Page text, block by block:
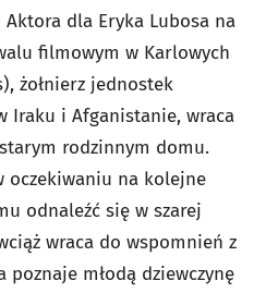
dla Eryka Lubosa na
filmowym w Karlowych
żołnierz jednostek
Iraku i Afganistanie, wraca
rodzinnym domu.
oczekiwaniu na kolejne
odnaleźć się w szarej
wraca do wspomnień z
młodą dziewczynę